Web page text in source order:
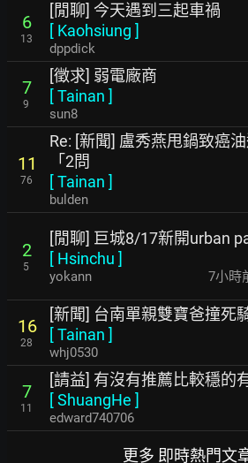
6
13
[閒聊] 今天遇到三起車禍
[ Kaohsiung ]
dppdick
7
9
[徵求] 弱電廠商
[Tainan ]
sun8
11
76
Re: [新聞] 盧秀燕甩鍋致癌
「2問
[Tainan ]
bulden
2
5
[閒聊] 巨城8/17新開urban
[ Hsinchu ]
yokann 7小時
16
28
[新聞] 台南單親雙寶爸撞死
[Tainan ]
whj0530
7
11
[請益] 有沒有推薦比較穩的
[ShuangHe ]
edward740706
更多 即時熱門文